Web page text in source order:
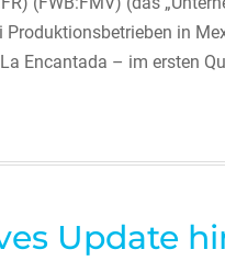
in
Encantada – im ersten
Update